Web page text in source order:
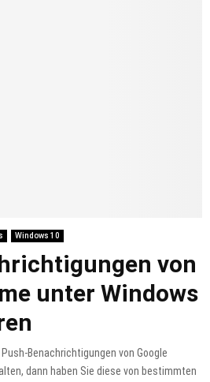
Windows 10
von
unter Windows
Benachrichtigungen von Google
dann haben Sie diese von bestimmten